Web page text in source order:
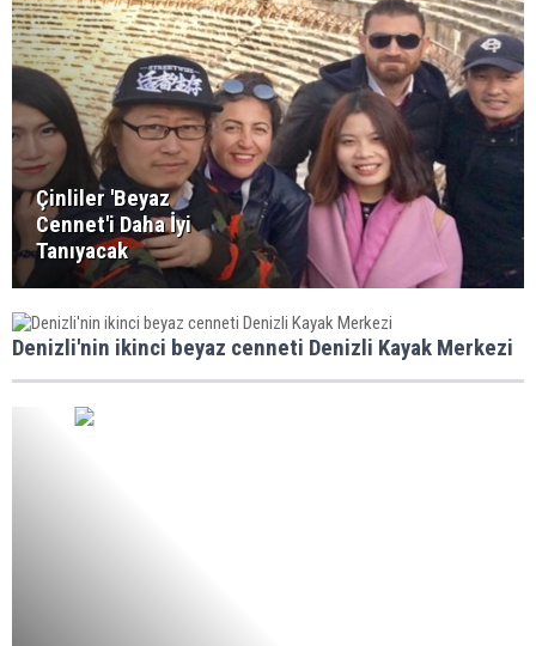
Çinliler 'Beyaz
Cennet'i Daha İyi
Tanıyacak
Denizli'nin ikinci beyaz cenneti Denizli Kayak Merkezi